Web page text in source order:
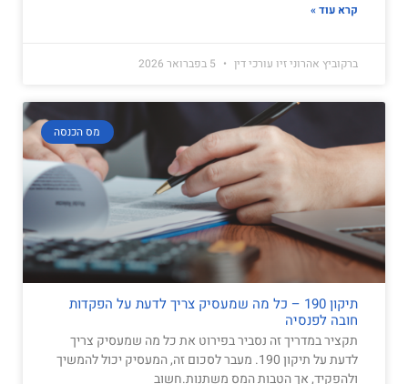
קרא עוד »
ברקוביץ אהרוני זיו עורכי דין
מס הכנסה
תיקון 190 – כל מה שמעסיק צריך לדעת על הפקדות
חובה לפנסיה
תקציר במדריך זה נסביר בפירוט את כל מה שמעסיק צריך
לדעת על תיקון 190. מעבר לסכום זה, המעסיק יכול להמשיך
ולהפקיד, אך הטבות המס משתנות.חשוב